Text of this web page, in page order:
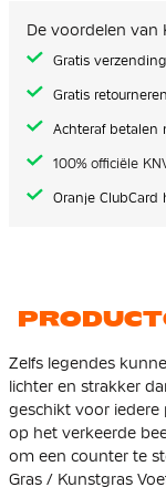
afbeeldingen-
gallerij
De voordelen van
Gratis
Gratis
Achteraf betalen
100% officiële
Oranje ClubCard
Zelfs legendes
lichter en strakker
geschikt voor iedere
op het verkeerde
om een counter te
Gras / Kunstgras